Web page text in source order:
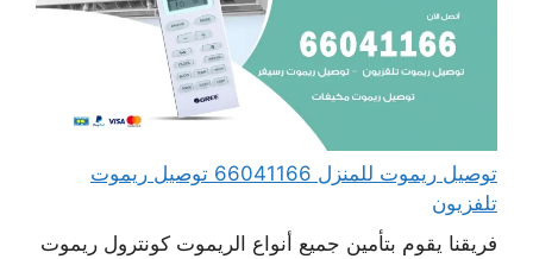
توصيل ريموت للمنزل 66041166 توصيل ريموت
تلفزيون
فريقنا يقوم بتأمين جميع أنواع الريموت كونترول ريموت